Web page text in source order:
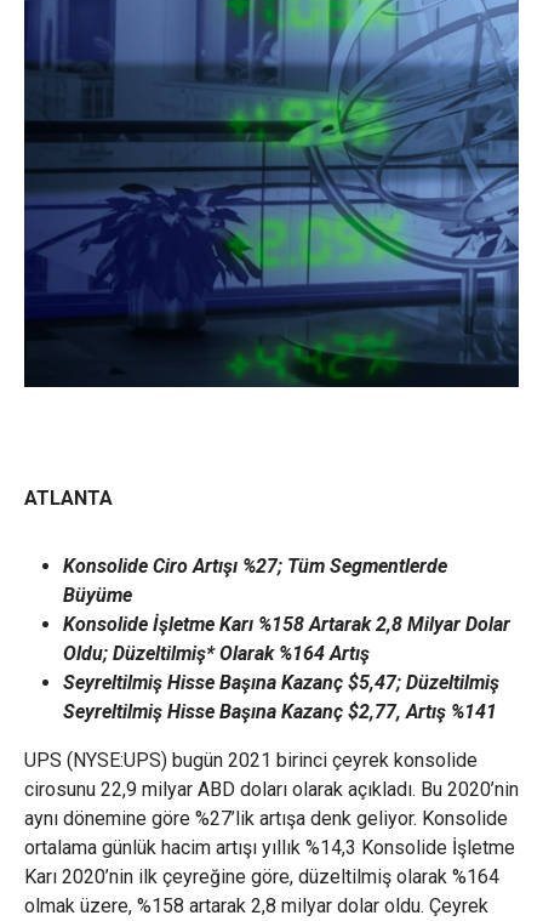
ATLANTA
Konsolide Ciro Artışı %27; Tüm Segmentlerde
Büyüme
Konsolide İşletme Karı %158 Artarak 2,8 Milyar Dolar
Oldu; Düzeltilmiş* Olarak %164 Artış
Seyreltilmiş Hisse Başına Kazanç $5,47; Düzeltilmiş
Seyreltilmiş Hisse Başına Kazanç $2,77, Artış %141
UPS (NYSE:UPS) bugün 2021 birinci çeyrek konsolide
cirosunu 22,9 milyar ABD doları olarak açıkladı. Bu 2020’nin
aynı dönemine göre %27’lik artışa denk geliyor. Konsolide
ortalama günlük hacim artışı yıllık %14,3 Konsolide İşletme
Karı 2020’nin ilk çeyreğine göre, düzeltilmiş olarak %164
olmak üzere, %158 artarak 2,8 milyar dolar oldu. Çeyrek